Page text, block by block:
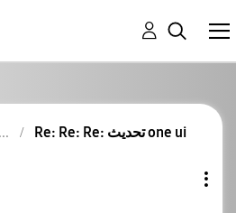
Re: Re: Re: تحديث one ui